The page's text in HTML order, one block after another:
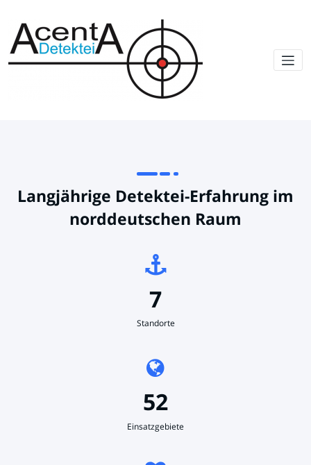
Langjährige Detektei-Erfahrung im
norddeutschen Raum
7
Standorte
52
Einsatzgebiete